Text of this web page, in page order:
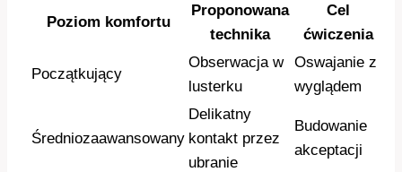
Poziom komfortu
Proponowana
technika
Cel
ćwiczenia
Początkujący
Obserwacja w
lusterku
Oswajanie z
wyglądem
Średniozaawansowany
Delikatny
kontakt przez
ubranie
Budowanie
akceptacji